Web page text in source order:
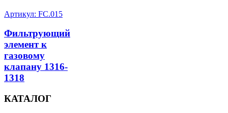
Артикул: FC.015
Фильтрующий
элемент к
газовому
клапану 1316-
1318
КАТАЛОГ